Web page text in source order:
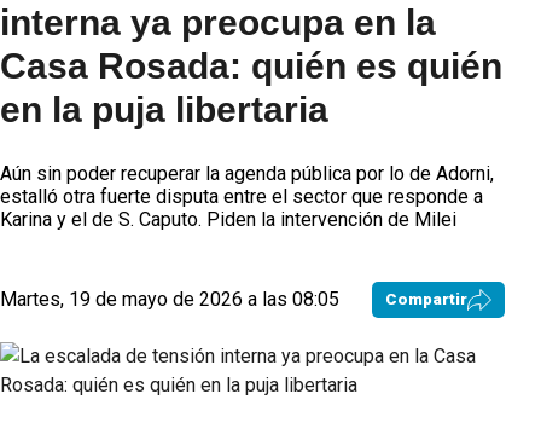
interna ya preocupa en la
Casa Rosada: quién es quién
en la puja libertaria
Aún sin poder recuperar la agenda pública por lo de Adorni,
estalló otra fuerte disputa entre el sector que responde a
Karina y el de S. Caputo. Piden la intervención de Milei
Martes, 19 de mayo de 2026 a las 08:05 Compartir